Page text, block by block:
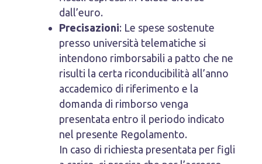
dall’euro.
Precisazioni: Le spese sostenute
presso università telematiche si
intendono rimborsabili a patto che ne
risulti la certa riconducibilità all’anno
accademico di riferimento e la
domanda di rimborso venga
presentata entro il periodo indicato
nel presente Regolamento.
In caso di richiesta presentata per figli